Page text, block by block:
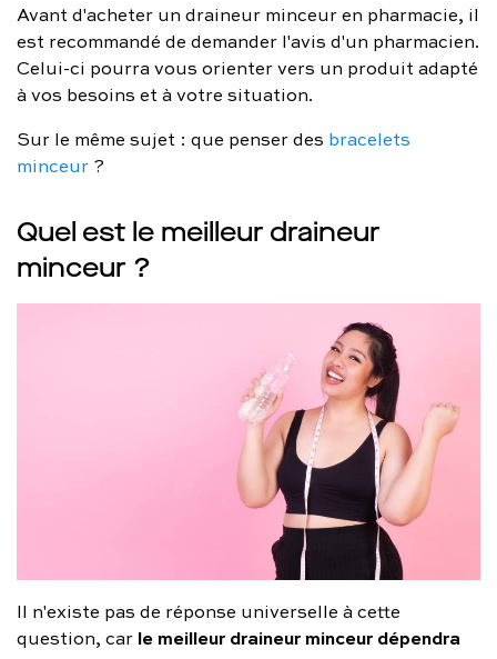
Avant d'acheter un draineur minceur en pharmacie, il
est recommandé de demander l'avis d'un pharmacien.
Celui-ci pourra vous orienter vers un produit adapté
à vos besoins et à votre situation.
Sur le même sujet : que penser des bracelets
minceur ?
Quel est le meilleur draineur
minceur ?
Il n'existe pas de réponse universelle à cette
question, car le meilleur draineur minceur dépendra